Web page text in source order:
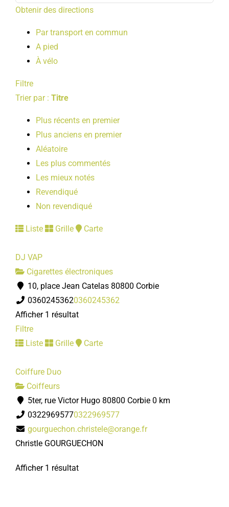
Obtenir des directions
Par transport en commun
A pied
À vélo
Filtre
Trier par : Titre
Plus récents en premier
Plus anciens en premier
Aléatoire
Les plus commentés
Les mieux notés
Revendiqué
Non revendiqué
Liste Grille Carte
DJ VAP
Cigarettes électroniques
10, place Jean Catelas 80800 Corbie
03602453620360245362
Afficher 1 résultat
Filtre
Liste
Grille Carte
Coiffure Duo
Coiffeurs
5ter, rue Victor Hugo 80800 Corbie 0 km
03229695770322969577
gourguechon.christele@orange.fr
Christle GOURGUECHON
Afficher 1 résultat